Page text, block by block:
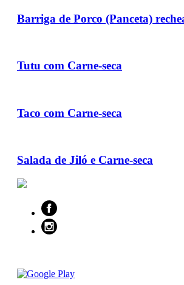
Barriga de Porco (Panceta)
Tutu com Carne-seca
Taco com Carne-seca
Salada de Jiló e Carne-seca